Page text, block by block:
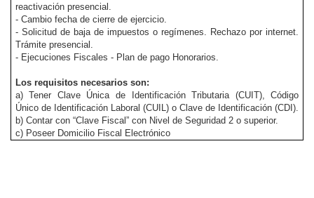
reactivación presencial.
- Cambio fecha de cierre de ejercicio.
- Solicitud de baja de impuestos o regímenes. Rechazo por internet.
Trámite presencial.
- Ejecuciones Fiscales - Plan de pago Honorarios.
Los requisitos necesarios son:
a) Tener Clave Única de Identificación Tributaria (CUIT), Código
Único de Identificación Laboral (CUIL) o Clave de Identificación (CDI).
b) Contar con “Clave Fiscal” con Nivel de Seguridad 2 o superior.
c) Poseer Domicilio Fiscal Electrónico